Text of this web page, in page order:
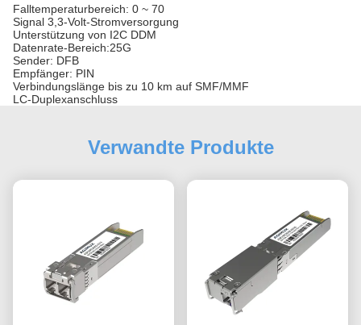
Falltemperaturbereich: 0 ~ 70
Signal 3,3-Volt-Stromversorgung
Unterstützung von I2C DDM
Datenrate-Bereich:25G
Sender: DFB
Empfänger: PIN
Verbindungslänge bis zu 10 km auf SMF/MMF
LC-Duplexanschluss
Verwandte Produkte